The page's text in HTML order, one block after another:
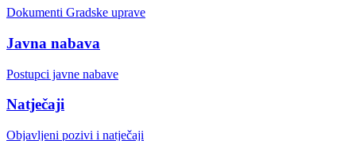
Dokumenti Gradske uprave
Javna nabava
Postupci javne nabave
Natječaji
Objavljeni pozivi i natječaji